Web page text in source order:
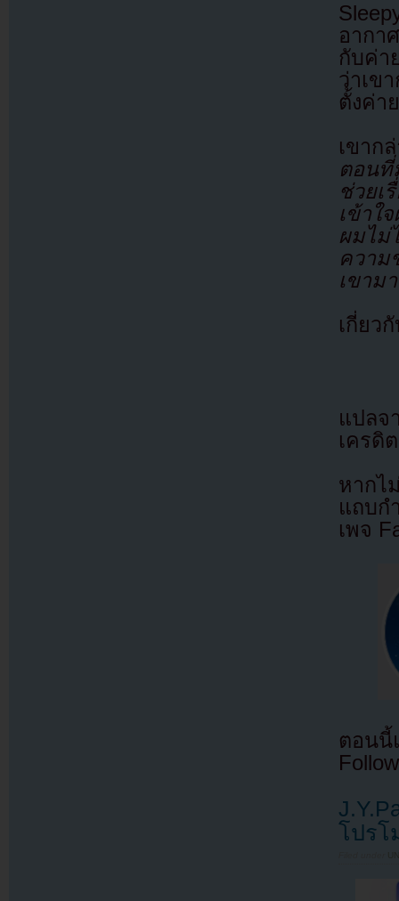
อากา
กับค่า
ว่าเข
ตั้งค่า
เขา
ตอนที่
ช่วยเ
เข้าใ
ผมไม่
ความ
เขาม
เกี่ยว
แปล
เครดิ
หากไ
แถบก
เพจ
ตอนนี้
โปร